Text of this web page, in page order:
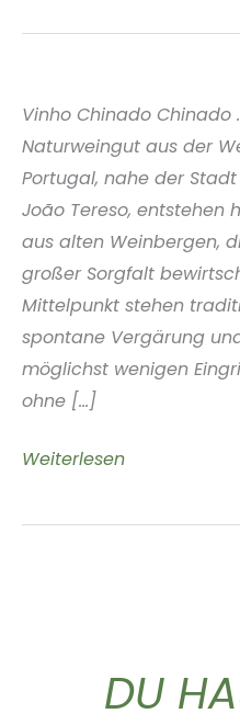
Vinho Chinado Chinado
Naturweingut aus der
Portugal, nahe der
João Tereso, entstehen
aus alten Weinbergen,
großer Sorgfalt
Mittelpunkt stehen
spontane Vergärung
möglichst wenigen
ohne [...]
Vinho
Lisboa
Weiterlesen
DU